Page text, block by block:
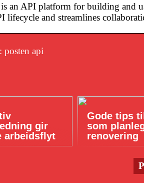
an API platform for building and
lifecycle and streamlines
posten api
gir
arbeidsflyt
Gode tips
som
renovering